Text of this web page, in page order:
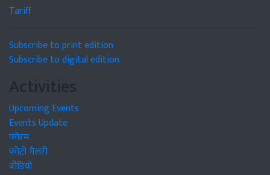
Tariff
Subscribe to print edition
Subscribe to digital edition
Activities
Upcoming Events
Events Update
फोरम
फोटो गैलरी
वीडियो